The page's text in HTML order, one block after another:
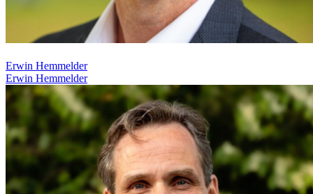
Erwin Hemmelder
Erwin Hemmelder